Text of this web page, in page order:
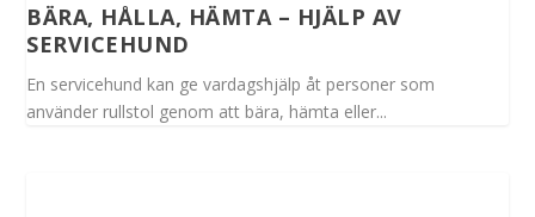
BÄRA, HÅLLA, HÄMTA – HJÄLP AV
SERVICEHUND
En servicehund kan ge vardagshjälp åt personer som
använder rullstol genom att bära, hämta eller...